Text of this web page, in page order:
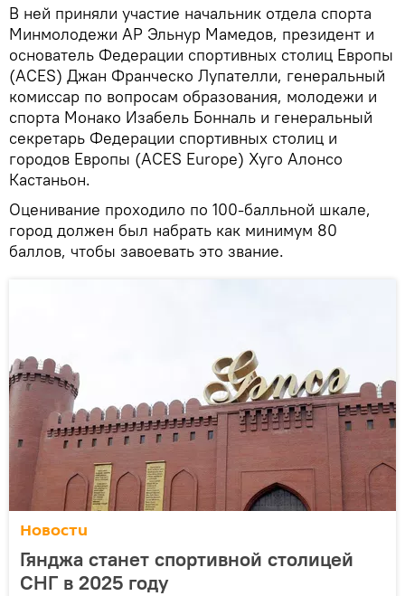
В ней приняли участие начальник отдела спорта
Минмолодежи АР Эльнур Мамедов, президент и
основатель Федерации спортивных столиц Европы
(ACES) Джан Франческо Лупателли, генеральный
комиссар по вопросам образования, молодежи и
спорта Монако Изабель Бонналь и генеральный
секретарь Федерации спортивных столиц и
городов Европы (ACES Europe) Хуго Алонсо
Кастаньон.
Оценивание проходило по 100-балльной шкале,
город должен был набрать как минимум 80
баллов, чтобы завоевать это звание.
Новости
Гянджа станет спортивной столицей
СНГ в 2025 году